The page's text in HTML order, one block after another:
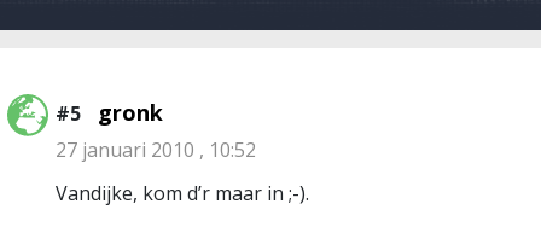
#5 gronk
27 januari 2010 , 10:52
Vandijke, kom d’r maar in ;-).